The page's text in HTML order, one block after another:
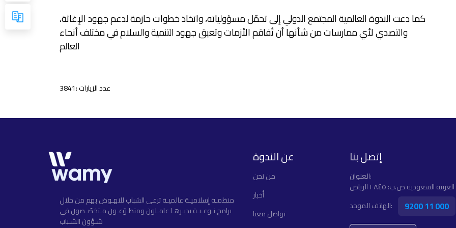
كما دعت الندوة العالمية المجتمع الدولي إلى تحمّل مسؤولياته، واتخاذ خطوات حازمة لدعم جهود الإغاثة،
والتصدي لأي ممارسات من شأنها أن تُفاقم الأزمات وتعيق جهود التنمية والسلام في مختلف أنحاء
العالم
عدد الزيارات :3841
منظمـة إسلاميـة عالميـة ترعى الشباب للنهـوض بهم من خلال
برامج نـوعـيـة يديـرهـا عامـلون ومتطـوّعـون مـتخصّـصون في
شـؤون الشـباب
عن الندوة
ﻣﻦ ﻧﺤﻦ
أخبار
تواصل معنا
إتصل بنا
العنوان:
السعودية ص.ب: ١٠٨٤٥ الرياض
الهاتف الموحد:
9200 11 000